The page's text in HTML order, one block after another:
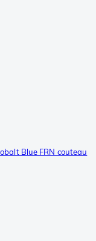
Blue FRN couteau